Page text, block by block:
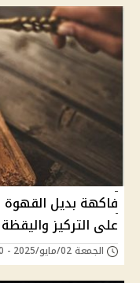
فاكهة بديل
على التركيز
الجمعة 02/مايو/2025 - 06:00 ص